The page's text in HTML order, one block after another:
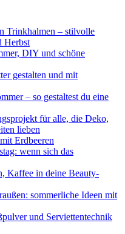
Trinkhalmen – stilvolle
Herbst
DIY und schöne
gestalten und mit
– so gestaltest du eine
für alle, die Deko,
lieben
Erdbeeren
wenn sich das
Kaffee in deine Beauty-
sommerliche Ideen mit
und Serviettentechnik